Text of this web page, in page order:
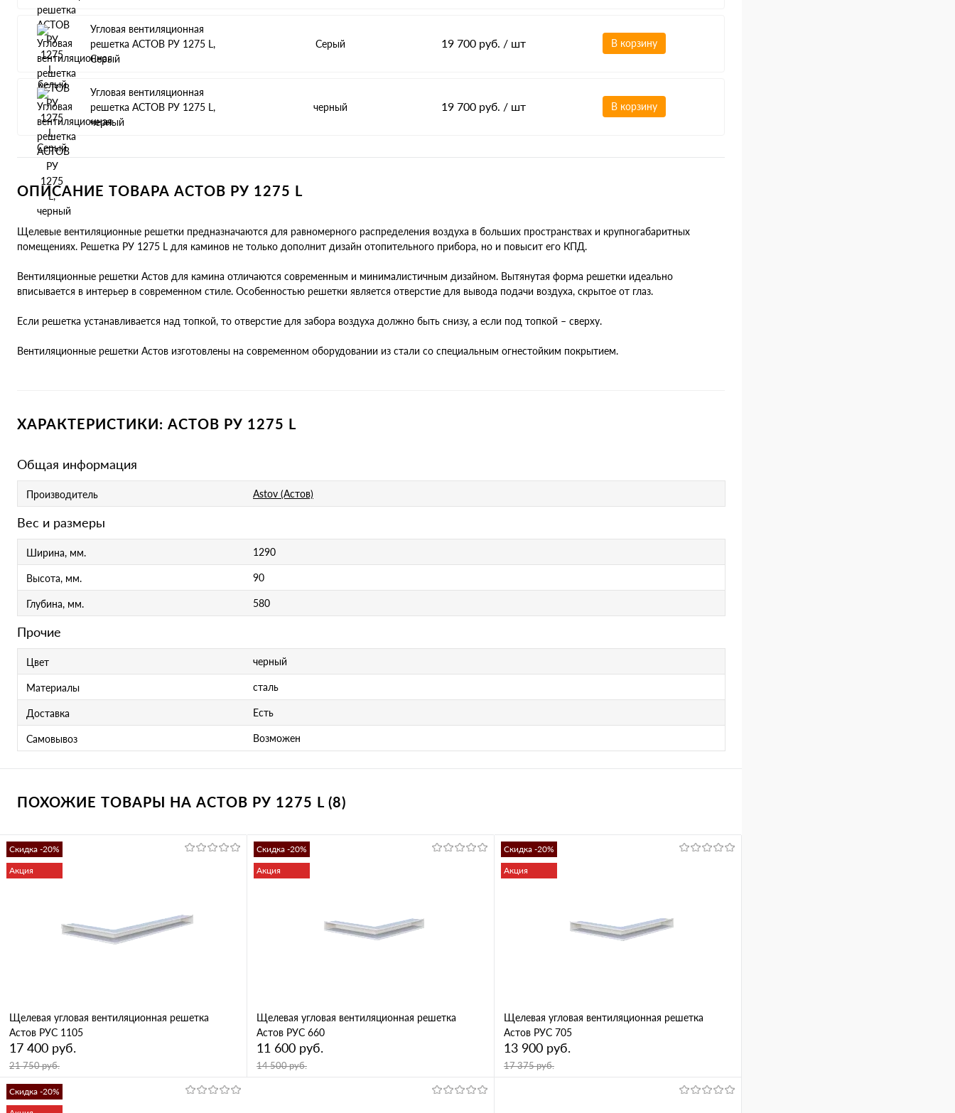
Угловая вентиляционная
решетка АСТОВ РУ 1275 L,
Серый
Серый 19 700 руб. / шт В корзину
Угловая вентиляционная
решетка АСТОВ РУ 1275 L,
черный
черный 19 700 руб. / шт В корзину
ОПИСАНИЕ ТОВАРА АСТОВ РУ 1275 L
Щелевые вентиляционные решетки предназначаются для равномерного распределения воздуха в больших пространствах и крупногабаритных
помещениях. Решетка РУ 1275 L для каминов не только дополнит дизайн отопительного прибора, но и повысит его КПД.
Вентиляционные решетки Астов для камина отличаются современным и минималистичным дизайном. Вытянутая форма решетки идеально
вписывается в интерьер в современном стиле. Особенностью решетки является отверстие для вывода подачи воздуха, скрытое от глаз.
Если решетка устанавливается над топкой, то отверстие для забора воздуха должно быть снизу, а если под топкой – сверху.
Вентиляционные решетки Астов изготовлены на современном оборудовании из стали со специальным огнестойким покрытием.
ХАРАКТЕРИСТИКИ: АСТОВ РУ 1275 L
Общая информация
Производитель Astov (Астов)
Вес и размеры
Ширина, мм. 1290
Высота, мм. 90
Глубина, мм. 580
Прочие
Цвет черный
Материалы сталь
Доставка Есть
Самовывоз Возможен
ПОХОЖИЕ ТОВАРЫ НА АСТОВ РУ 1275 L (8)
Скидка -20%
Акция
Щелевая угловая вентиляционная решетка
Астов РУС 1105
17 400 руб.
21 750 руб.
Скидка -20%
Акция
Щелевая угловая вентиляционная решетка
Астов РУС 660
11 600 руб.
14 500 руб.
Скидка -20%
Акция
Щелевая угловая вентиляционная решетка
Астов РУС 705
13 900 руб.
17 375 руб.
Скидка -20%